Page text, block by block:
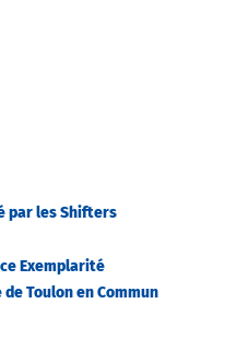
par les Shifters
Exemplarité
Toulon en Commun